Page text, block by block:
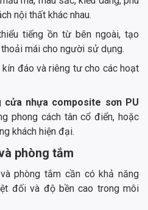
nội thất khác nhau.
tiếng ồn từ bên ngoài, tạo
mái cho người sử dụng.
đáo và riêng tư cho các hoạt
cửa nhựa composite sơn PU
phong cách tân cổ điển, hoặc
khách hiện đại.
phòng tắm
phòng tắm cần có khả năng
đối và độ bền cao trong môi